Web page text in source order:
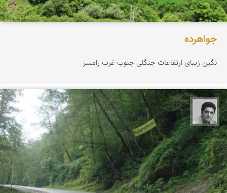
جواهرده
نگین زیبای ارتفاعات جنگلی جنوب غرب رامسر
یوسف روحی